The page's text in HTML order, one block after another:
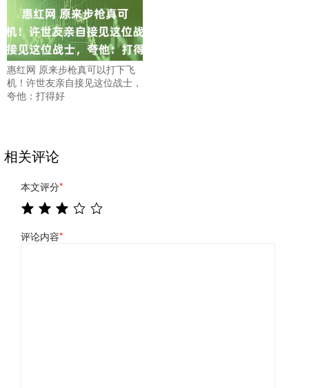
惠红网 原来步枪真可以打下飞
机！许世友亲自接见这位战士，
夸他：打得好
相关评论
本文评分*
评论内容*